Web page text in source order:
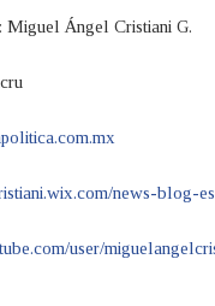
Miguel Ángel Cristiani G.
news-blog-es
user/